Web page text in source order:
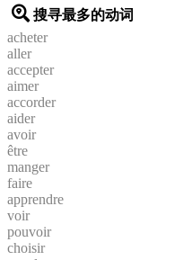
搜寻最多的动词
acheter
aller
accepter
aimer
accorder
aider
avoir
être
manger
faire
apprendre
voir
pouvoir
choisir